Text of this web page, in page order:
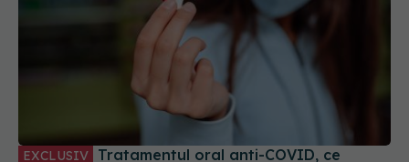
EXCLUSIV